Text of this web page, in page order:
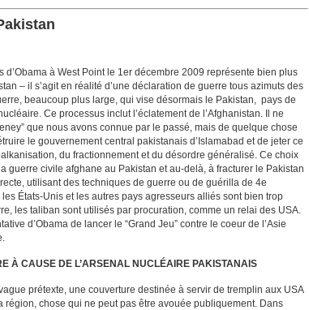
à West Point le 1er décembre 2009 représente bien plus
– il s’agit en réalité d’une déclaration de guerre tous azimuts des
beaucoup plus large, qui vise désormais le Pakistan, pays de
Ce processus inclut l’éclatement de l’Afghanistan. Il ne
que nous avons connue par le passé, mais de quelque chose
le gouvernement central pakistanais d’Islamabad et de jeter ce
du fractionnement et du désordre généralisé. Ce choix
guerre civile afghane au Pakistan et au-delà, à fracturer le Pakistan
utilisant des techniques de guerre ou de guérilla de 4e
États-Unis et les autres pays agresseurs alliés sont bien trop
les taliban sont utilisés par procuration, comme un relai des USA.
d’Obama de lancer le “Grand Jeu” contre le coeur de l’Asie
À CAUSE DE L’ARSENAL NUCLÉAIRE PAKISTANAIS
prétexte, une couverture destinée à servir de tremplin aux USA
chose qui ne peut pas être avouée publiquement. Dans